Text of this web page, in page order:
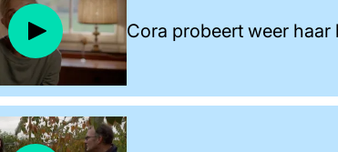
Cora probeert weer